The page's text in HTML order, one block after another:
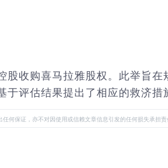
收购喜马拉雅股权。此举旨
评估结果提出了相应的救济措
何保证，亦不对因使用或信赖文章信息引发的任何损失承担责